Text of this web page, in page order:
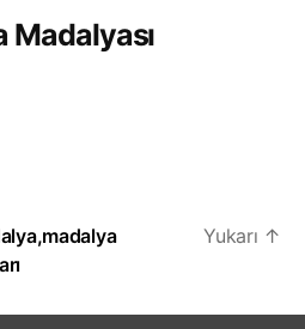
Madalyası
Yukarı ↑